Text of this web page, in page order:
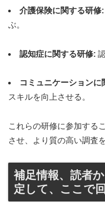
介護保険に関する研修:
ぶ。
認知症に関する研修:
コミュニケーションに
スキルを向上させる。
これらの研修に参加する
させ、より質の高い調査
補足情報、読者
定して、ここで